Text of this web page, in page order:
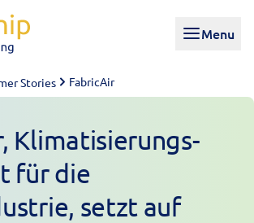
Menu
Stories FabricAir
Klimatisierungs-
für die
setzt auf